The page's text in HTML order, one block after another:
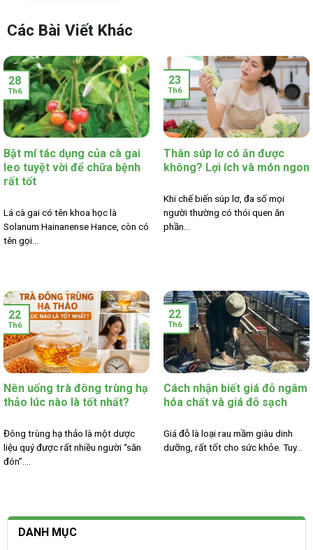
Các Bài Viết Khác
Bật mí tác dụng của cà gai
leo tuyệt vời để chữa bệnh
rất tốt
Lá cà gai có tên khoa học là
Solanum Hainanense Hance, còn có
tên gọi...
28
Th6
Thân súp lơ có ăn được
không? Lợi ích và món ngon
Khi chế biến súp lơ, đa số mọi
người thường có thói quen ăn
phần...
23
Th6
Nên uống trà đông trùng hạ
thảo lúc nào là tốt nhất?
Đông trùng hạ thảo là một dược
liệu quý được rất nhiều người “săn
đón”....
22
Th6
Cách nhận biết giá đỗ ngâm
hóa chất và giá đỗ sạch
Giá đỗ là loại rau mầm giàu dinh
dưỡng, rất tốt cho sức khỏe. Tuy...
22
Th6
DANH MỤC